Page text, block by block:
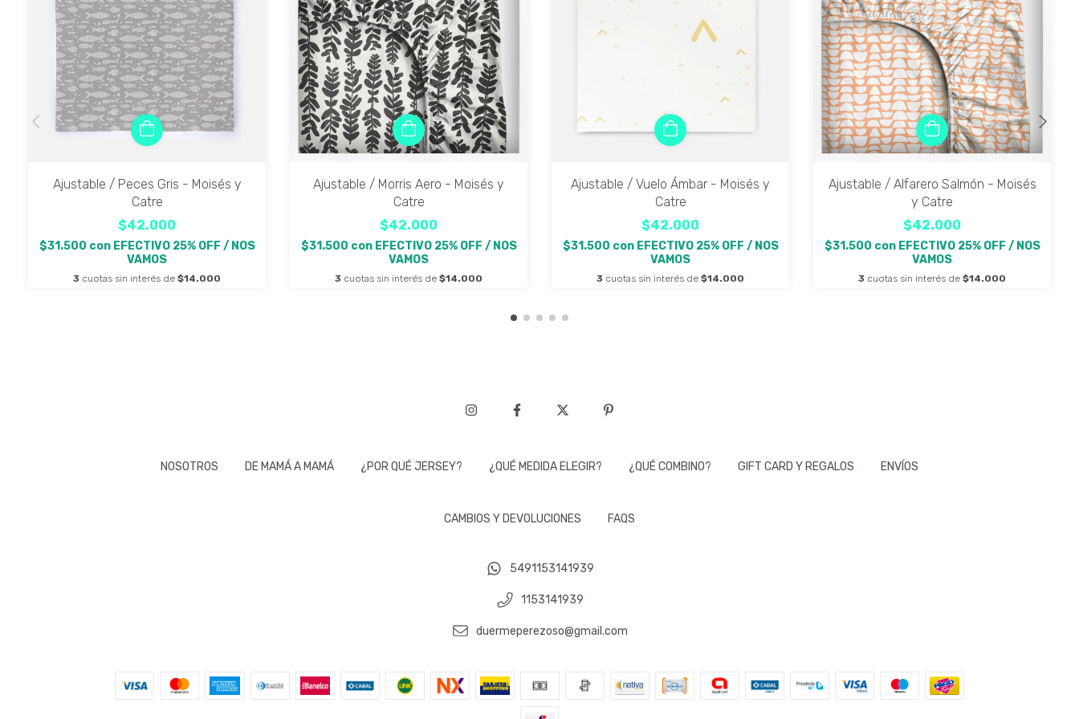
Ajustable / Peces Gris - Moisés y
Catre
$42.000
$31.500 con EFECTIVO 25% OFF / NOS
VAMOS
3 cuotas sin interés de $14.000
Ajustable / Morris Aero - Moisés y
Catre
$42.000
$31.500 con EFECTIVO 25% OFF / NOS
VAMOS
3 cuotas sin interés de $14.000
Ajustable / Vuelo Ámbar - Moisés y
Catre
$42.000
$31.500 con EFECTIVO 25% OFF / NOS
VAMOS
3 cuotas sin interés de $14.000
Ajustable / Alfarero Salmón - Moisés
y Catre
$42.000
$31.500 con EFECTIVO 25% OFF / NOS
VAMOS
3 cuotas sin interés de $14.000
NOSOTROS DE MAMÁ A MAMÁ ¿POR QUÉ JERSEY? ¿QUÉ MEDIDA ELEGIR? ¿QUÉ COMBINO? GIFT CARD Y REGALOS ENVÍOS
CAMBIOS Y DEVOLUCIONES FAQS
5491153141939
1153141939
duermeperezoso@gmail.com